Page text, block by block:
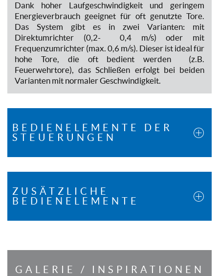
Dank hoher Laufgeschwindigkeit und geringem
Energieverbrauch geeignet für oft genutzte Tore.
Das System gibt es in zwei Varianten: mit
Direktumrichter (0,2- 0,4 m/s) oder mit
Frequenzumrichter (max. 0,6 m/s). Dieser ist ideal für
hohe Tore, die oft bedient werden (z.B.
Feuerwehrtore), das Schließen erfolgt bei beiden
Varianten mit normaler Geschwindigkeit.
BEDIENELEMENTE DER
STEUERUNGEN
ZUSÄTZLICHE
BEDIENELEMENTE
GALERIE / INSPIRATIONEN